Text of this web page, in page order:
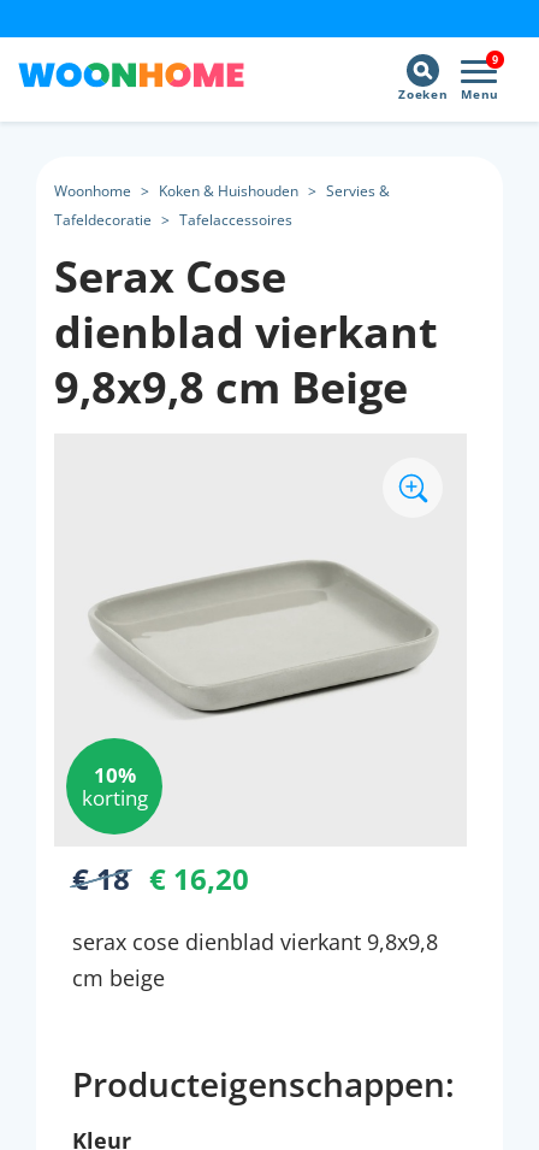
9
Menu
Zoeken
Woonhome > Koken & Huishouden > Servies &
Tafeldecoratie > Tafelaccessoires
Serax Cose
dienblad vierkant
9,8x9,8 cm Beige
10%
korting
€ 18 € 16,20
serax cose dienblad vierkant 9,8x9,8
cm beige
Producteigenschappen:
Kleur